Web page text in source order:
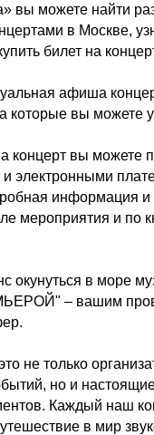
вы можете найти
в Москве,
билет на
афиша
которые вы можете
концерт вы можете
и электронными
информация и
мероприятия и по
окунуться в море
– вашим
не только
но и
Каждый наш
в мир